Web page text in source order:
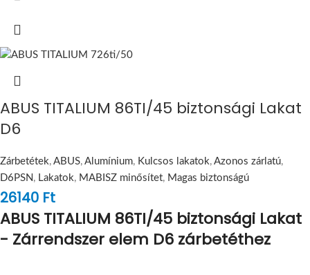
ABUS TITALIUM 86TI/45 biztonsági Lakat
D6
Zárbetétek, ABUS, Alumínium, Kulcsos lakatok, Azonos zárlatú,
D6PSN , Lakatok, MABISZ minősítet, Magas biztonságú
26140 Ft
ABUS TITALIUM 86TI/45 biztonsági Lakat
- Zárrendszer elem D6 zárbetéthez